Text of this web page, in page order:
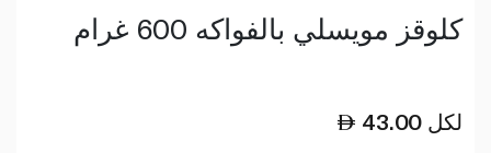
كلوقز مويسلي بالفواكه 600 غرام
43.00 لكل